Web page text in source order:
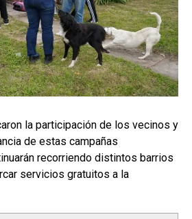
la participación de los vecinos y
de estas campañas
recorriendo distintos barrios
servicios gratuitos a la